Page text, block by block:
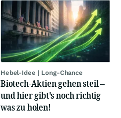
Hebel-Idee | Long-Chance
Biotech-Aktien gehen steil –
und hier gibt's noch richtig
was zu holen!